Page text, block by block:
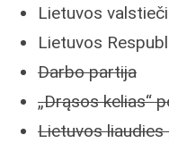
Lietuvos
Lietuvos
Darbo partija
„Drąsos kelias“
Lietuvos liaudies